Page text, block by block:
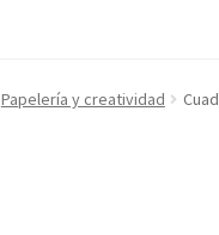
Papelería y creatividad